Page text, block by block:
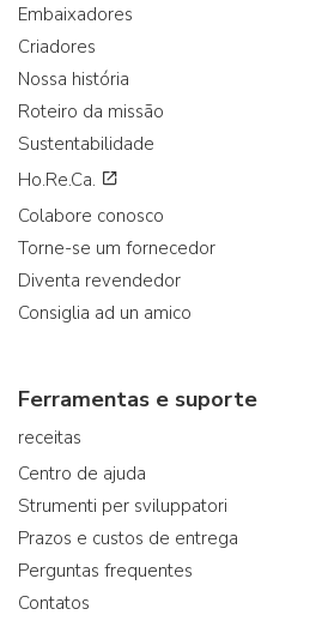
Embaixadores
Criadores
Nossa história
Roteiro da missão
Sustentabilidade
Ho.Re.Ca.
Colabore conosco
Torne-se um fornecedor
Diventa revendedor
Consiglia ad un amico
Ferramentas e suporte
receitas
Centro de ajuda
Strumenti per sviluppatori
Prazos e custos de entrega
Perguntas frequentes
Contatos